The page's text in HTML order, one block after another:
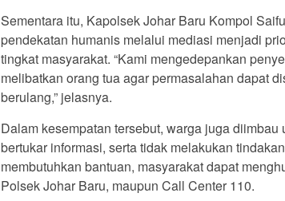
Sementara itu, Kapolsek Johar Baru Kompol
pendekatan humanis melalui mediasi menjadi
tingkat masyarakat. “Kami mengedepankan
melibatkan orang tua agar permasalahan dapat
berulang,” jelasnya.
Dalam kesempatan tersebut, warga juga
bertukar informasi, serta tidak melakukan
membutuhkan bantuan, masyarakat dapat
Polsek Johar Baru, maupun Call Center 110.